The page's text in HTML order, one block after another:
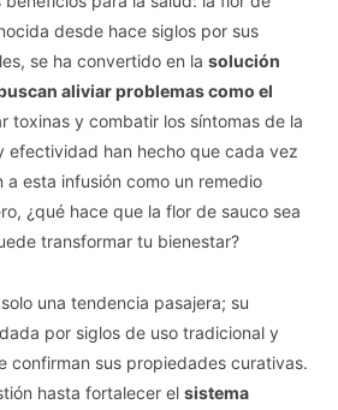
desde hace siglos por sus
se ha convertido en la solución
aliviar problemas como el
toxinas y combatir los síntomas de la
efectividad han hecho que cada vez
a esta infusión como un remedio
¿qué hace que la flor de sauco sea
transformar tu bienestar?
una tendencia pasajera; su
por siglos de uso tradicional y
confirman sus propiedades curativas.
hasta fortalecer el sistema